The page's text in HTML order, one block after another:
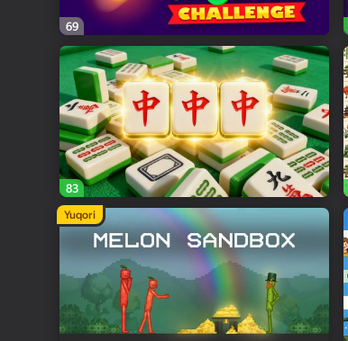
69
83
Yuqori